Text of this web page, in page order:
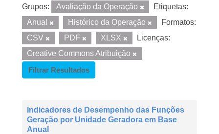
Grupos: Avaliação da Operação
Etiquetas:
Anual
Histórico da Operação
Formatos:
CSV
PDF XLSX
Licenças:
Creative Commons Atribuição
Filtrar Resultados
Indicadores de Desempenho das Funções
Geração por Unidade Geradora em Base
Anual